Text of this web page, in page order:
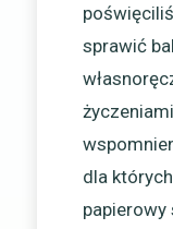
sprawić
dla
papierowy